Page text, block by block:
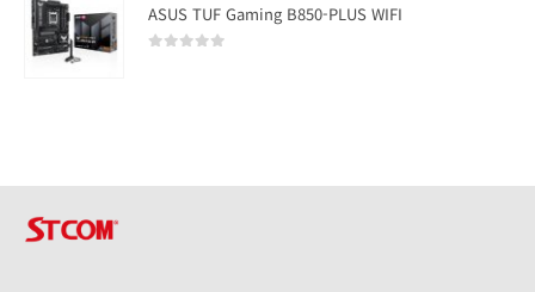
ASUS TUF Gaming B850-PLUS WIFI